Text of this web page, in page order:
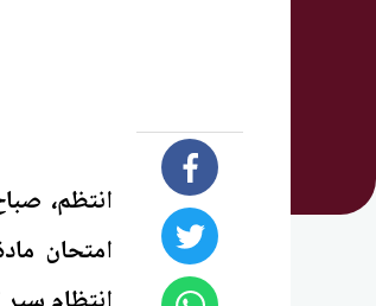
انتظم،
امتحان